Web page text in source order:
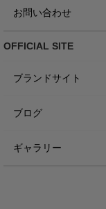
お問い合わせ
OFFICIAL SITE
ブランドサイト
ブログ
ギャラリー